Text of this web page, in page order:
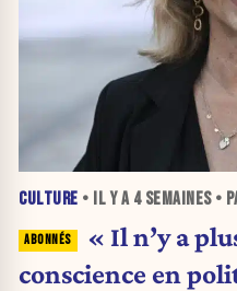
CULTURE • IL Y A 4 SEMAINES•
« Il n’y a
conscience en